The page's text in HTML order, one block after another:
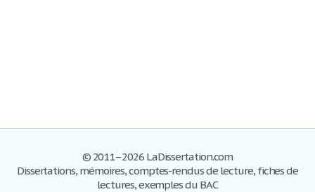
© 2011–2026 LaDissertation.com
Dissertations, mémoires, comptes-rendus de lecture, fiches de
lectures, exemples du BAC